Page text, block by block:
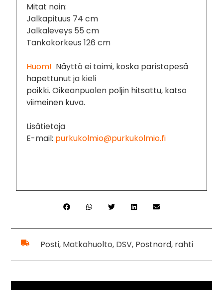
Mitat noin:
Jalkapituus 74 cm
Jalkaleveys 55 cm
Tankokorkeus 126 cm
Huom! Näyttö ei toimi, koska paristopesä
hapettunut ja kieli
poikki. Oikeanpuolen poljin hitsattu, katso
viimeinen kuva.
Lisätietoja
E-mail: purkukolmio@purkukolmio.fi
Posti, Matkahuolto, DSV, Postnord, rahti